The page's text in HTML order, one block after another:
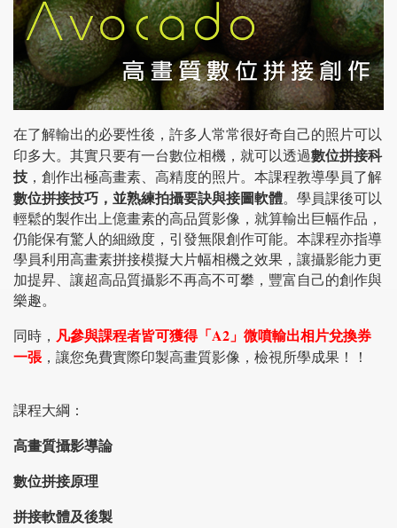
在了解輸出的必要性後，許多人常常很好奇自己的照片可以
印多大。其實只要有一台數位相機，就可以透過數位拼接科
技 ，創作出極高畫素、高精度的照片。本課程教導學員了解
數位拼接技巧，並熟練拍攝要訣與接圖軟體。學員課後可以
輕鬆的製作出上億畫素的高品質影像，就算輸出巨幅作品，
仍能保有驚人的細緻度，引發無限創作可能。本課程亦指導
學員利用高畫素拼接模擬大片幅相機之效果，讓攝影能力更
加提昇、讓超高品質攝影不再高不可攀，豐富自己的創作與
樂趣。
同時， 凡參與課程者皆可獲得「A2」微噴輸出相片兌換券
一張，讓您免費實際印製高畫質影像，檢視所學成果！！
課程大綱：
高畫質攝影導論
數位拼接原理
拼接軟體及後製